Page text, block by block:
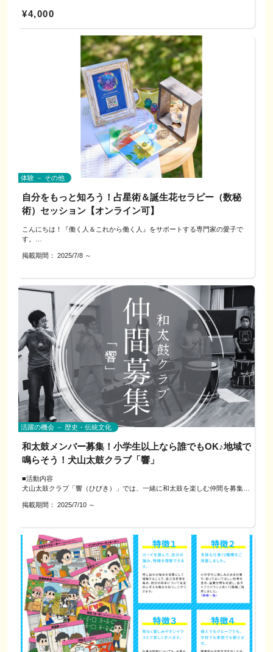
グラフィックデザイナー・イラストレーター歴20年。
ロゴ、チラシ、サイン制作からキャラクターデザインまで幅広く対応。
・官公庁や防災関連案件を多数担当
・ぎふクリスタル国体参加章デザイン（最優秀賞）
・全国城下町シンポジウム犬山大会シンボルマーク（最優秀賞）
・可児市消防団公式キャラクター「しょらちゃん」
・坂出市さかいで塩まつり公式キャラクター「しおっさん」
・日本ライン夏まつりロングラン花火チラシイラスト
・各市町の総合計画パンフレット挿絵、地域イベントポスター制作
「伝わる・残る・親しんでもらえるデザイン」で、地域や活動の魅力をカタ
▼進め方
1）事前共有：既存キャラ（画像OK）と用途（どこで使うか）・直したい点
2）講座（添削）：赤入れ→試す→比べる。シルエット・配色・線を中心に
3）振り返り：ビフォーアフターでチェックし、次の一歩へ繋げます
電話／公式LINE／オンライン（必要に応じて対面可）
対応エリア：犬山市および近隣
---------------------------------------------------
▼ご用意いただけると助かります
・既存キャラの画像（ラフ可）1〜3点
・使い道（例：名刺の左下、SNSアイコン、チラシの見出し横 など）
・ロゴやテーマカラーがあれば併せて
▼よくある質問
Q. まったくの初心者ですが参加できますか？
A. ラフや過去作が1点でもあれば参加OKです。白紙状態からの描き方入門は
対象外のため、まずは簡単なラフをご用意ください。
Q. 紙で描いたものでも大丈夫？
A. 大丈夫です。スマホ撮影でもOK。
Q. 録画は可能？
A. 個人の復習用途で可能です。事前に一言お知らせください。
Q. 相談後に清書や量産データまでお願いできますか？
A. 本企画では受注しません。希望者のみ、後日“別枠”で個別相談をご案内し
---------------------------------------------------
＜制作者プロフィール＞
norico design いけだのりこ
グラフィックデザイナー・イラストレーター歴20年。
ロゴ、チラシ、サイン制作からキャラクターデザインまで幅広く対応。
・官公庁や防災関連案件を多数担当
・ぎふクリスタル国体参加章デザイン（最優秀賞）
・全国城下町シンポジウム犬山大会シンボルマーク（最優秀賞）
そのほか、
・可児市消防団公式キャラクター「しょらちゃん」
4,000円／1回（60分）
対面（犬山市周辺）
※カフェなどの場合、飲食費は各自負担でお願いします
1）事前アンケート：用途・枚数・対象（誰がどこで、いつ、どのように着
るか）・本体色の希望
2）方向性の確認：見せたい要素を優先順位づけ（ロゴ／文字／記念日な
3）紙面で設計：サイズ・位置・版数を仮決めし、配色案を複数比較
電話／公式LINE／オンライン（必要に応じて対面可）
対応エリア：犬山市および近隣地域
▼ご用意いただけると助かります
想定枚数・サイズ展開（S/M/L など）
本体色の候補（Tシャツ／トート）
参考にしたい雰囲気の画像や過去の制作物
▼ご利用にあたってのお願い
本企画は学び・交流が目的です。印刷・制作の受注やデータ納品は行いませ
ん。
第三者の権利（商標・キャラクター等）に触れる図案は扱えません。
▼よくある質問
Q. 1枚だけ作る想定でも参加できますか？
A. もちろんOK。少量でこそ効果のある設計の考え方を中心にお話ししま
す。
A. 大丈夫です。紙・画像・Canvaリンクなど、形は問いません。
Q. 実際の印刷までお願いできますか？
A. 本企画では受注しません。希望される方のみ、後日“別枠”で個別相談をご
案内します（本企画の対象外）。
体験後、実制作に進みたい方には、希望者のみ／後日／別枠で個別相談をご
案内可能です。
---------------------------------------------------
＜自宅が事務所や活動の場だけど、かっこよくサークル名を入れたい＞
元看板屋のデザイナーが、デザインの見せ方から施工まで教えます。
16年デザイン〜施工まで担当していた安心の実績です。
※この会は学び・交流が目的です。現地施工・データ納品は行いません。
（希望者のみ、後日“別枠”で個別相談可）
◎視認距離→文字サイズの決め方
実際の距離を想定して、読めるサイズの目安を簡単計算でご案内。
◎素材を“触って”理解
再剥離／屋外用塩ビシートなど、粘着力・コシ・見え方をサンプルで体
感。
◎貼り方の流れをミニ実演（板や机などで代用）
清掃→位置決め→ヘラで貼付→仕上げまで、失敗しにくい手順をご紹介。
◎デザイン相談
その場でラフを一緒に考え、配置・余白・コントラストの整え方をアドバ
▼対応できるテイスト例
シンプル（店名のみ）／ピクト入りで分かりやすく／縁取りで視認性アップ
／モノトーン／室内側からの反転貼りなど
---------------------------------------------------
▼参加費
4,000円／1回（60分）
※カフェなどの場合、飲食費は各自負担でお願いします
1）ヒアリング：設置場所・目的・見せたい情報を共有
2）素材体験：サンプルを触って見え方と粘着をチェック
3）視認性設計：距離から文字サイズ・配置を仮決定
4）貼付け講座：位置合わせ→貼付→仕上げを道具を触りながらレクチャー
します
5）デザイン相談：一緒にラフを考えます
6）まとめ：ふりかえり次の一歩につなげます
▼相談・対応方法
電話／公式LINE／オンライン（必要に応じて対面・現地確認）
対応エリア： 犬山市および近隣地域
---------------------------------------------------
¥4,000
体験 － その他
自分をもっと知ろう！占星術＆誕生花セラピー（数秘
術）セッション【オンライン可】
こんにちは！『働く人＆これから働く人』をサポートする専門家の愛子で
す。
国家資格キャリアコンサルタント／心理カウンセラーなどの資格をもとに、
また、これまで犬山城下町等で占いセラピストとして、西洋占星術・誕生花
セラピー（数秘術）を活用しながら、“自分らしく生きる”をサポートしてき
こちらのメニューでは、
ホロスコープ（出生図）や数秘術を使って、あなたの「本来の資質」や「持
って生まれた強み」をひもときます。
『仕事や人間関係に活かせるヒントが欲しい』
『子育てや家族との関係のヒントを得たい』
『占いに興味はあるけど、押しつけられるのは苦手』…
そんな想いをお持ちの方へ。
星と数字のメッセージをもとに、自分らしく生きるヒントを一緒に見つけて
いきましょう。
教育現場の経験も活かし、お子さま〜大人まで幅広く対応可能です。
押しつけではなく、相談者さんの現状と気持ちに寄り添う姿勢でお話を伺い
ます。
～セッション内容（例）～
☆西洋占星術のネイタルチャート（出生ホロスコープ）によるあなたの本
質・価値観・得意分野の読み解き
☆相談内容に合わせたアドバイスや気づきのシェア
※事前に生年月日・出生時間・出生地をお知らせいただきます
※出生時間がわからない場合も対応可能です
ーーーーー
◇料金：（1人あたり）
☆星と花のセッション
掲載期間： 2025/7/8 ～
活躍の機会 － 歴史・伝統文化
和太鼓メンバー募集！小学生以上なら誰でもOK♪地域で
鳴らそう！犬山太鼓クラブ「響」
■活動内容
犬山太鼓クラブ「響（ひびき）」では、一緒に和太鼓を楽しむ仲間を募集し
和太鼓の演奏を通じて仲間とのつながりを深めながら、地域の行事などでの
学・体験してみてください♪
■対象
小学生以上（年齢・経験は問いません）
■活動場所
犬山市 青少年ホーム 軽運動場
■活動費
クラブ費：1,000円／月
■ここがポイント！
・和太鼓を通じて仲間づくり！
掲載期間： 2025/7/10 ～